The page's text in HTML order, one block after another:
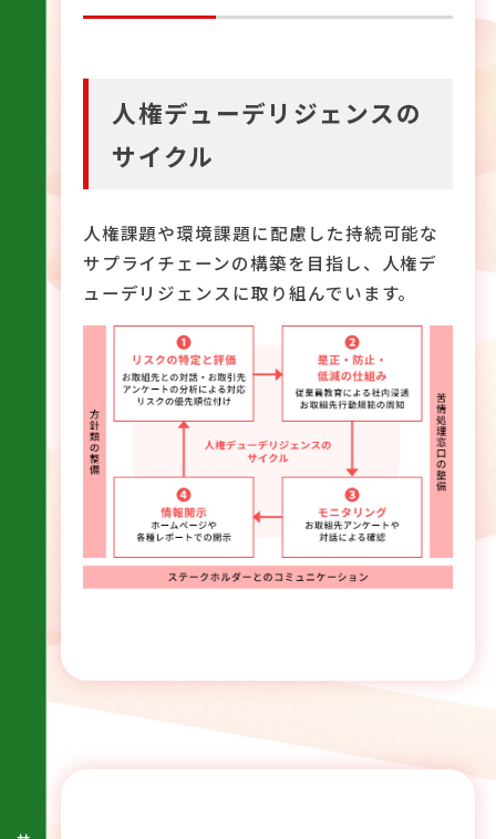
人権デューデリジェンスの
サイクル
人権課題や環境課題に配慮した持続可能な
サプライチェーンの構築を目指し、人権デ
ューデリジェンスに取り組んでいます。